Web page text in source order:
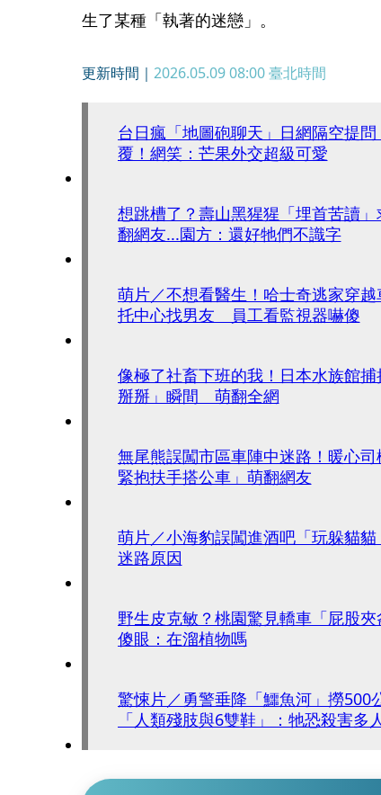
生了某種「執著的迷戀」。
更新時間｜ 2026.05.09 08:00臺北時間
台日瘋「地圖砲聊天」日網隔空提
覆！網笑：芒果外交超級可愛
想跳槽了？壽山黑猩猩「埋首苦讀
翻網友...園方：還好牠們不識字
萌片／不想看醫生！哈士奇逃家穿
托中心找男友 員工看監視器嚇傻
像極了社畜下班的我！日本水族館
掰掰」瞬間 萌翻全網
無尾熊誤闖市區車陣中迷路！暖心
緊抱扶手搭公車」萌翻網友
萌片／小海豹誤闖進酒吧「玩躲貓
迷路原因
野生皮克敏？桃園驚見轎車「屁股
傻眼：在溜植物嗎
驚悚片／勇警垂降「鱷魚河」撈
「人類殘肢與6雙鞋」：牠恐殺害多人